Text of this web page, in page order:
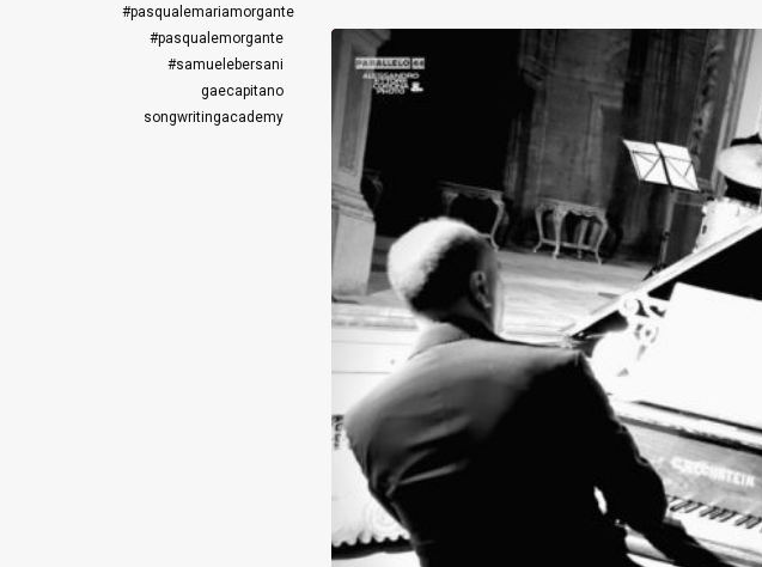
#pasqualemariamorgante
#pasqualemorgante
#samuelebersani
gaecapitano
songwritingacademy